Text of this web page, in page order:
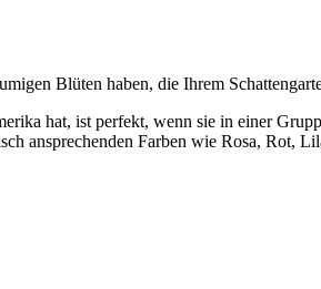
Blüten haben, die Ihrem
hat, ist perfekt, wenn sie in einer
ansprechenden Farben wie Rosa, Rot,